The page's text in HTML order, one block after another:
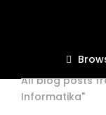
All blog posts
Informatika"